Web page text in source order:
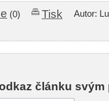
(0) Tisk
Autor:
článku svým